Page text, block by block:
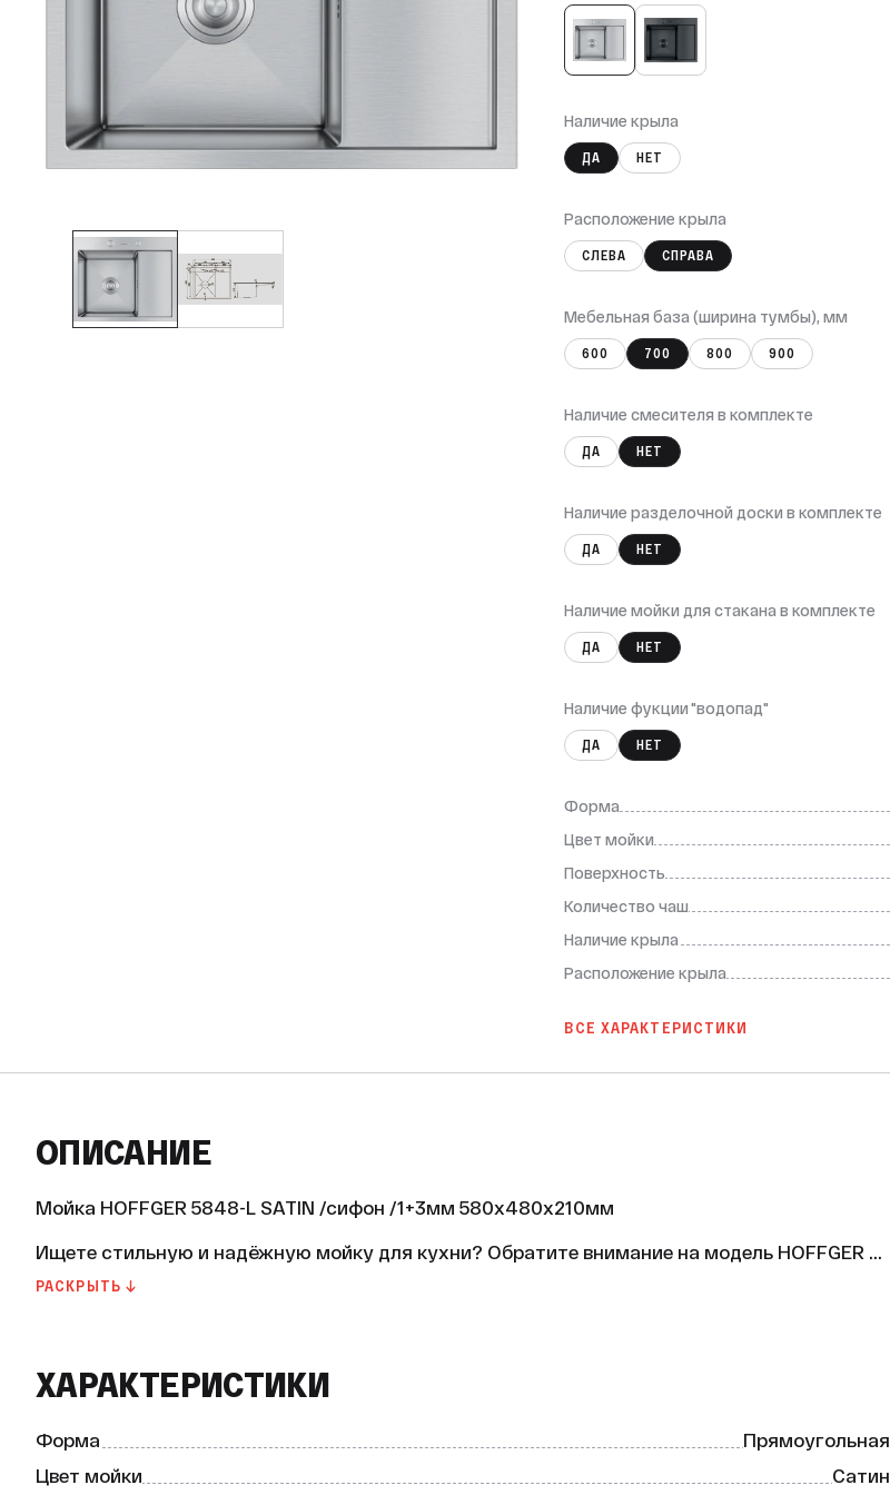
Наличие крыла
ДА НЕТ
Расположение крыла
СЛЕВА СПРАВА
Мебельная база (ширина тумбы), мм
600 700 800 900
Наличие смесителя в комплекте
ДА НЕТ
Наличие разделочной доски в комплекте
ДА НЕТ
Наличие мойки для стакана в комплекте
ДА НЕТ
Наличие фукции "водопад"
ДА НЕТ
Формa
Цвет мойки
Поверхность
Количество чаш
Наличие крыла
Расположение крыла
ВСЕ ХАРАКТЕРИСТИКИ
ОПИСАНИЕ
Мойка HOFFGER 5848-L SATIN /сифон /1+3мм 580x480x210мм
Ищете стильную и надёжную мойку для кухни? Обратите внимание на модель HOFFGER
5848-L SATIN от бренда Hoffger.
* Поверхность: PVD-покрытие.
* Наличие крыла: да, расположено справа.
* Мебельная база (ширина тумбы): 700 мм.
* Материал мойки: нержавеющая сталь AISI 304.
РАСКРЫТЬ ↓
ХАРАКТЕРИСТИКИ
Формa
Прямоугольная
Цвет мойки
Сатин